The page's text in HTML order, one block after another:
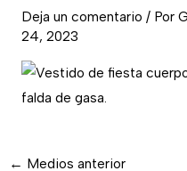
Deja un comentario / Por
24, 2023
← Medios anterior